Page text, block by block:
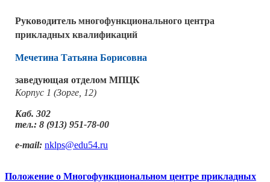
Руководитель многофункционального центра
прикладных квалификаций
Мечетина Татьяна Борисовна
заведующая отделом МПЦК
Корпус 1 (Зорге, 12)
Каб. 302
тел.: 8 (913) 951-78-00
e-mail: nklps@edu54.ru
Положение о Многофункциональном центре прикладных